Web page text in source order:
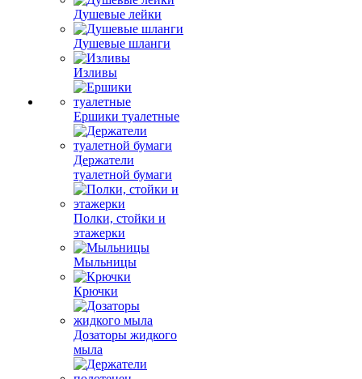
Душевые лейки
Душевые шланги
Изливы
Ершики туалетные
Держатели
туалетной бумаги
Полки, стойки и
этажерки
Мыльницы
Крючки
Дозаторы жидкого
мыла